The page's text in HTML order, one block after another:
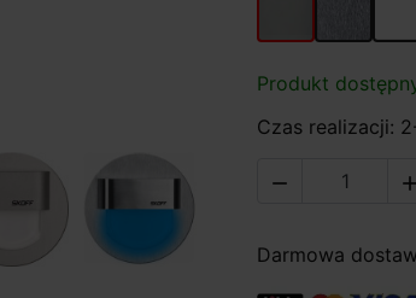
Produkt
Czas realizacji:
 
Darmowa